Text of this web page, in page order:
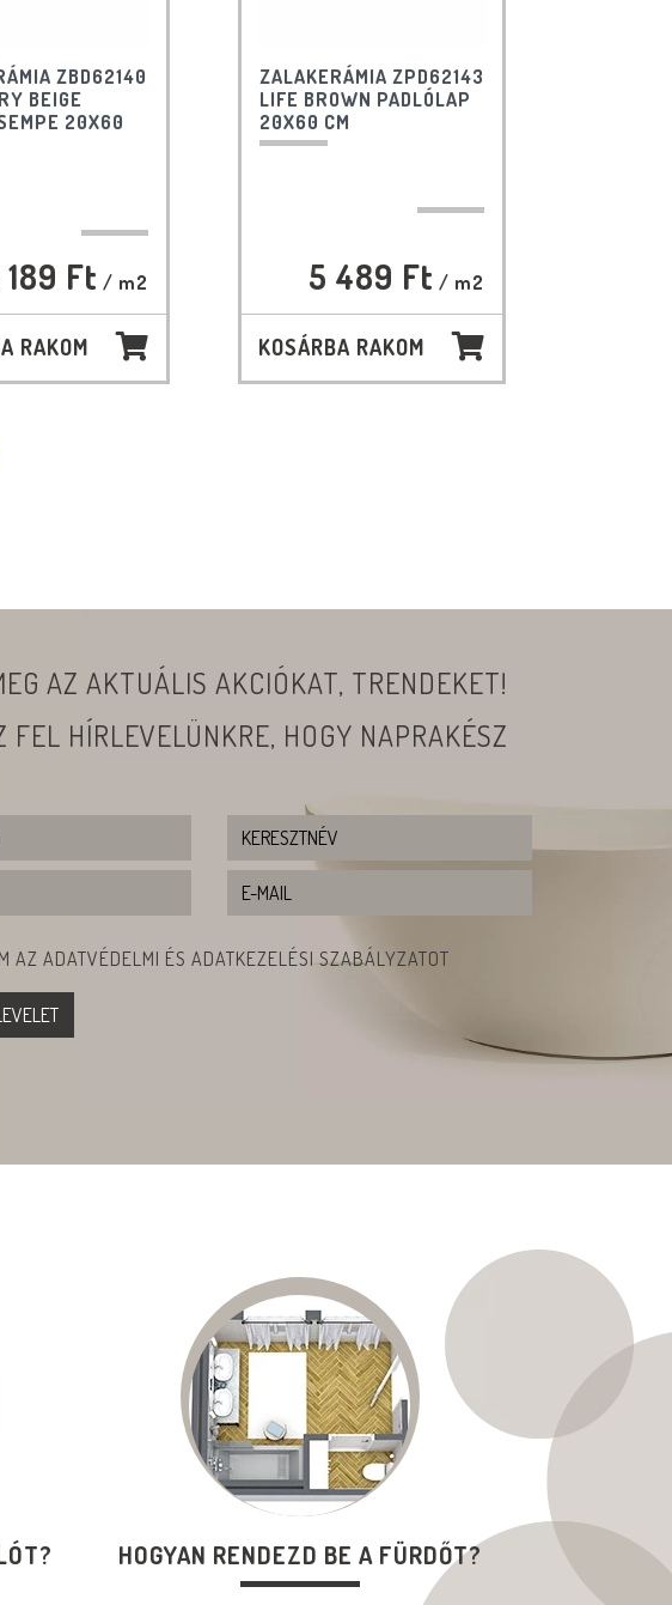
ZBD62140
BEIGE
20X60
Ft / m2
RAKOM
ZALAKERÁMIA ZPD62143
LIFE BROWN PADLÓLAP
20X60 CM
5 489 Ft / m2
KOSÁRBA RAKOM
AZ AKTUÁLIS AKCIÓKAT, TRENDEKET!
FEL HÍRLEVELÜNKRE, HOGY NAPRAKÉSZ
AZ ADATVÉDELMI ÉS ADATKEZELÉSI SZABÁLYZATOT
HOGYAN RENDEZD BE A FÜRDŐT?